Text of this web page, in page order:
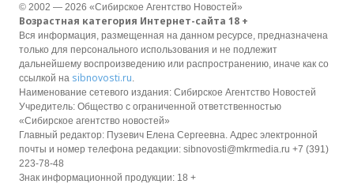
© 2002 — 2026 «Сибирское Агентство Новостей»
Возрастная категория Интернет-сайта 18 +
Вся информация, размещенная на данном ресурсе, предназначена
только для персонального использования и не подлежит
дальнейшему воспроизведению или распространению, иначе как со
ссылкой на sibnovosti.ru
Наименование сетевого издания: Сибирское Агентство Новостей
Учредитель: Общество с ограниченной ответственностью
«Сибирское агентство новостей»
Главный редактор: Пузевич Елена Сергеевна. Адрес электронной
почты и номер телефона редакции: sibnovosti@mkrmedia.ru +7 (391)
223-78-48
Знак информационной продукции: 18 +